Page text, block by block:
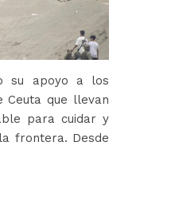
su apoyo a los
que llevan
para cuidar y
frontera. Desde